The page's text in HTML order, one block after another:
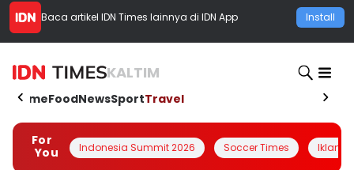
Baca artikel IDN Times lainnya di IDN App Install
KALTIM
HomeFoodNewsSportTravel
For
You
Indonesia Summit 2026 Soccer Times Iklanin